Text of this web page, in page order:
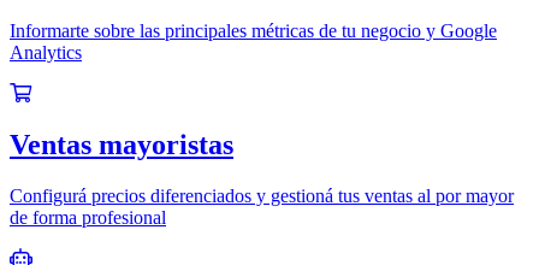
Informarte sobre las principales métricas de tu negocio y Google
Analytics
Ventas mayoristas
Configurá precios diferenciados y gestioná tus ventas al por mayor
de forma profesional